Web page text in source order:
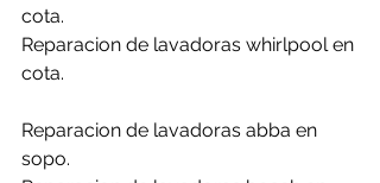
cota.
Reparacion de lavadoras whirlpool en
cota.
Reparacion de lavadoras abba en
sopo.